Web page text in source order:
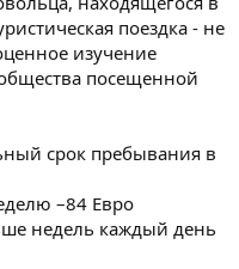
поездка - не
изучение
посещенной
срок пребывания в
–84 Евро
недель каждый день